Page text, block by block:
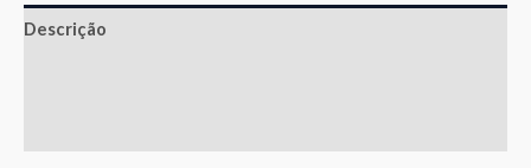
Descrição